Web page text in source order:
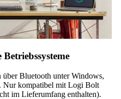
Bluetooth unter Windows,
Nur kompatibel mit Logi Bolt
im Lieferumfang enthalten).